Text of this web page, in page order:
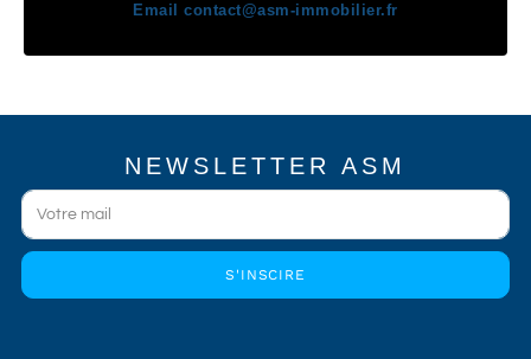
Emailcontact@asm-immobilier.fr
NEWSLETTER ASM
S'INSCIRE